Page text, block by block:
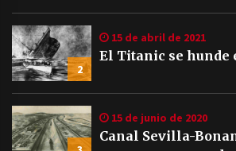
Sevilla
2
15 de abril de 2021
El Titanic se hunde
15 de junio de 2020
Canal Sevilla-